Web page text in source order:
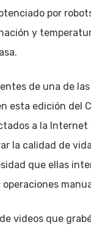
por
y
de una de
esta edición del
a la Internet
la calidad de
que ellas
videos que